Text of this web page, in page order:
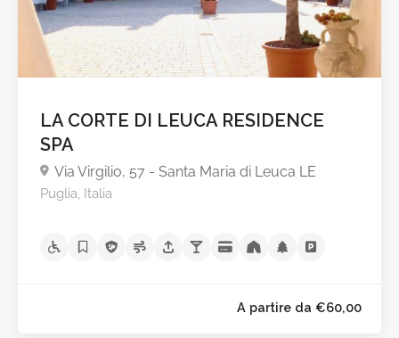
LA CORTE DI LEUCA RESIDENCE
SPA
Via Virgilio, 57 - Santa Maria di Leuca LE
Puglia, Italia